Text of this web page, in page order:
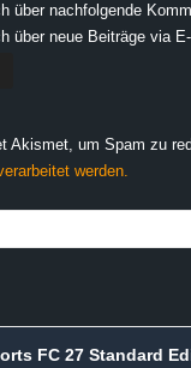
über nachfolgende
über neue Beiträge via
Akismet, um Spam zu
werden.
FC 27 Standard